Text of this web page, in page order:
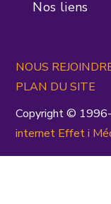
Nos liens
NOUS
PLAN DU SITE
Copyright ©
internet Effet i